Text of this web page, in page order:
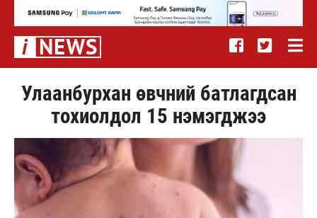
Улаанбурхан өвчний батлагдсан
тохиолдол 15 нэмэгджээ